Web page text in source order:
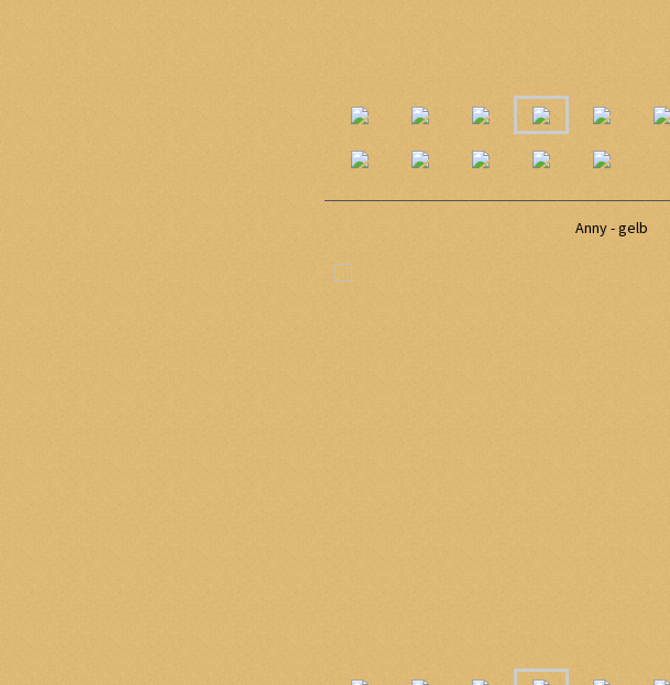
Anny - gelb